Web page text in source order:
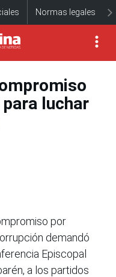
Normas legales
luchar
por
demandó
Episcopal
a los partidos